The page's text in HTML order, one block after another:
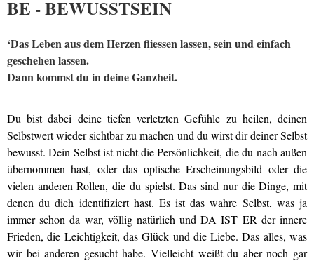
BE - BEWUSSTSEIN
‘Das Leben aus dem Herzen fliessen lassen, sein und einfach
geschehen lassen.
Dann kommst du in deine Ganzheit.
Du bist dabei deine tiefen verletzten Gefühle zu heilen, deinen
Selbstwert wieder sichtbar zu machen und du wirst dir deiner Selbst
bewusst. Dein Selbst ist nicht die Persönlichkeit, die du nach außen
übernommen hast, oder das optische Erscheinungsbild oder die
vielen anderen Rollen, die du spielst. Das sind nur die Dinge, mit
denen du dich identifiziert hast. Es ist das wahre Selbst, was ja
immer schon da war, völlig natürlich und DA IST ER der innere
Frieden, die Leichtigkeit, das Glück und die Liebe. Das alles, was
wir bei anderen gesucht habe. Vielleicht weißt du aber noch gar